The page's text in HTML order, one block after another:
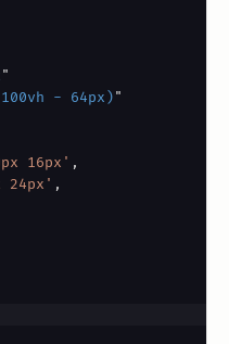
"
- 64px)"
16px' ,
24px' ,